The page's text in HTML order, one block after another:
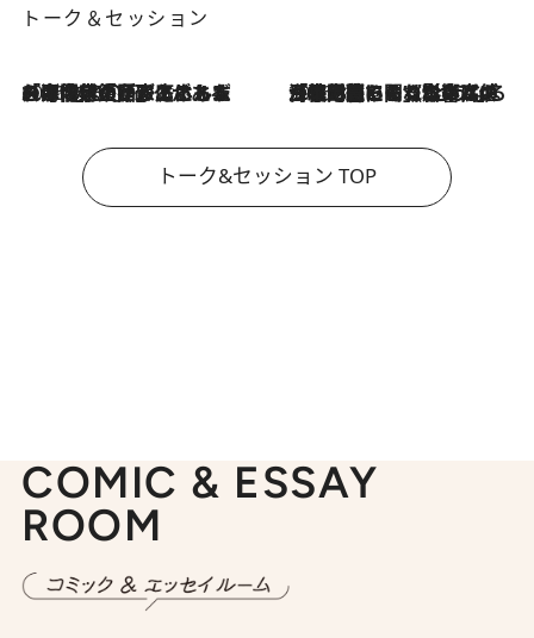
トーク＆セッション
2026.8.3
「今後値上げがあるとすれば…」「リスクがあるのは今年の冬」エネルギー専門家が語る、ホルムズ海峡封鎖が家庭にもたらす“ある心配” 2026.8.3
「住宅建てられない…」「サーチャージ料の高値が続いている」ホルムズ海峡封鎖による影響はいつまで続く？《エネルギー専門家に聞く“どうなる日本の暮らし”》
トーク&セッション TOP
COMIC & ESSAY
ROOM